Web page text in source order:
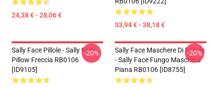
24,38 € - 28,06 €
33,94 € - 38,18 €
Sally Face Pillole - Sally Face
Pillow Freccia RB0106
[ID9105]
-20%
Sally Face Maschere Di Faccia
- Sally Face Fungo Maschera
Piana RB0106 [ID8755]
-20%